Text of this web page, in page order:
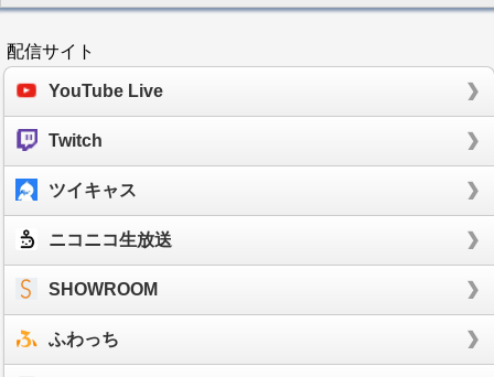
配信サイト
YouTube Live
Twitch
ツイキャス
ニコニコ生放送
SHOWROOM
ふわっち